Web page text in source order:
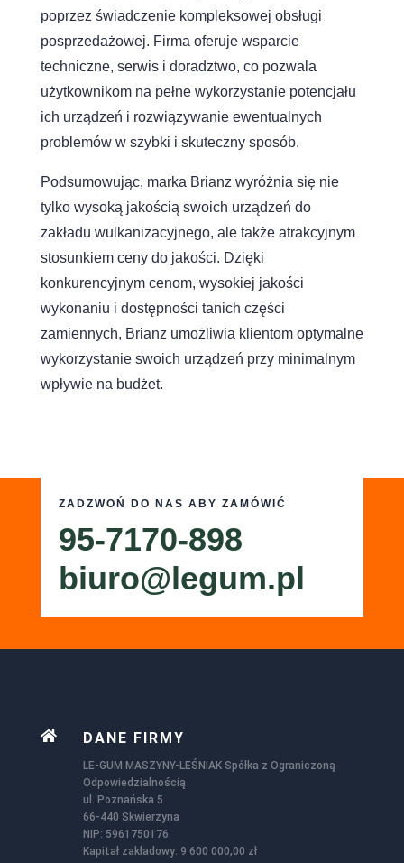
poprzez świadczenie kompleksowej obsługi
posprzedażowej. Firma oferuje wsparcie
techniczne, serwis i doradztwo, co pozwala
użytkownikom na pełne wykorzystanie potencjału
ich urządzeń i rozwiązywanie ewentualnych
problemów w szybki i skuteczny sposób.
Podsumowując, marka Brianz wyróżnia się nie
tylko wysoką jakością swoich urządzeń do
zakładu wulkanizacyjnego, ale także atrakcyjnym
stosunkiem ceny do jakości. Dzięki
konkurencyjnym cenom, wysokiej jakości
wykonaniu i dostępności tanich części
zamiennych, Brianz umożliwia klientom optymalne
wykorzystanie swoich urządzeń przy minimalnym
wpływie na budżet.
ZADZWOŃ DO NAS ABY ZAMÓWIĆ
95-7170-898
biuro@legum.pl
 DANE FIRMY
LE-GUM MASZYNY-LEŚNIAK Spółka z Ograniczoną
Odpowiedzialnością
ul. Poznańska 5
66-440 Skwierzyna
NIP: 5961750176
Kapitał zakładowy: 9 600 000,00 zł